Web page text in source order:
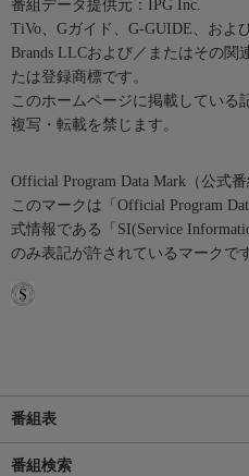
番組データ提供元：IPG Inc.
TiVo、Gガイド、G-GUIDE、およ
Brands LLCおよび／またはその関
たは登録商標です。
このホームページに掲載している
複写・転載を禁じます。
Official Program Data Mark（公式番
このマークは「Official Program
式情報である「SI(Service
のみ表記が許されているマークで
番組表
番組検索